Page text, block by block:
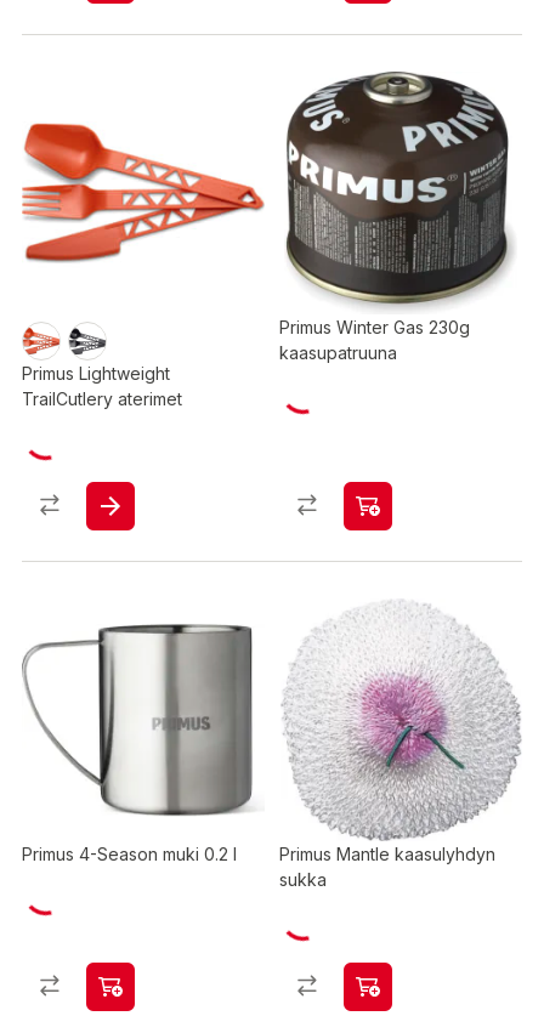
Primus Lightweight
TrailCutlery aterimet
Primus Winter Gas 230g
kaasupatruuna
Primus 4-Season muki 0.2 l
Primus Mantle kaasulyhdyn
sukka